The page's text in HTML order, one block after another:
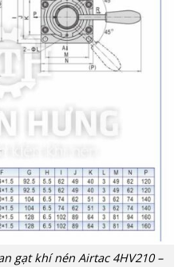
gạt khí nén Airtac 4HV210 –